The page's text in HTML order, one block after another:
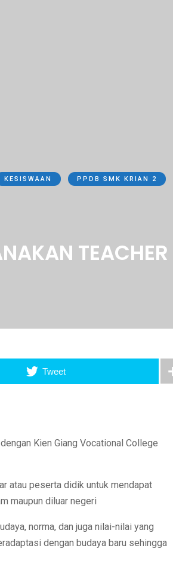
KESISWAAN PPDB SMK KRIAN 2
Tweet
Kien Giang Vocational College
atau peserta didik untuk mendapat
maupun diluar negeri
norma, dan juga nilai-nilai yang
dengan budaya baru sehingga